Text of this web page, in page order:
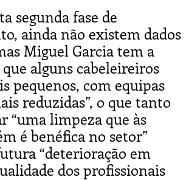
segunda fase de
ainda não existem dados
Miguel Garcia tem a
que alguns cabeleireiros
pequenos, com equipas
reduzidas”, o que tanto
“uma limpeza que às
é benéfica no setor”
“deterioração em
dos profissionais